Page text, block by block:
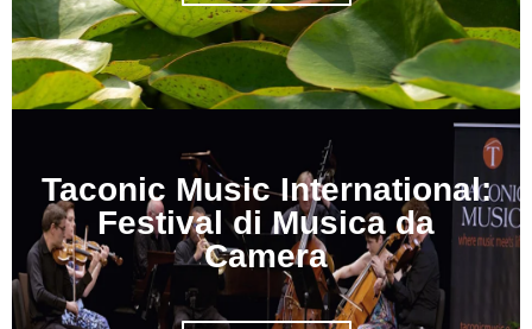
Taconic Music International:
Festival di Musica da
Camera